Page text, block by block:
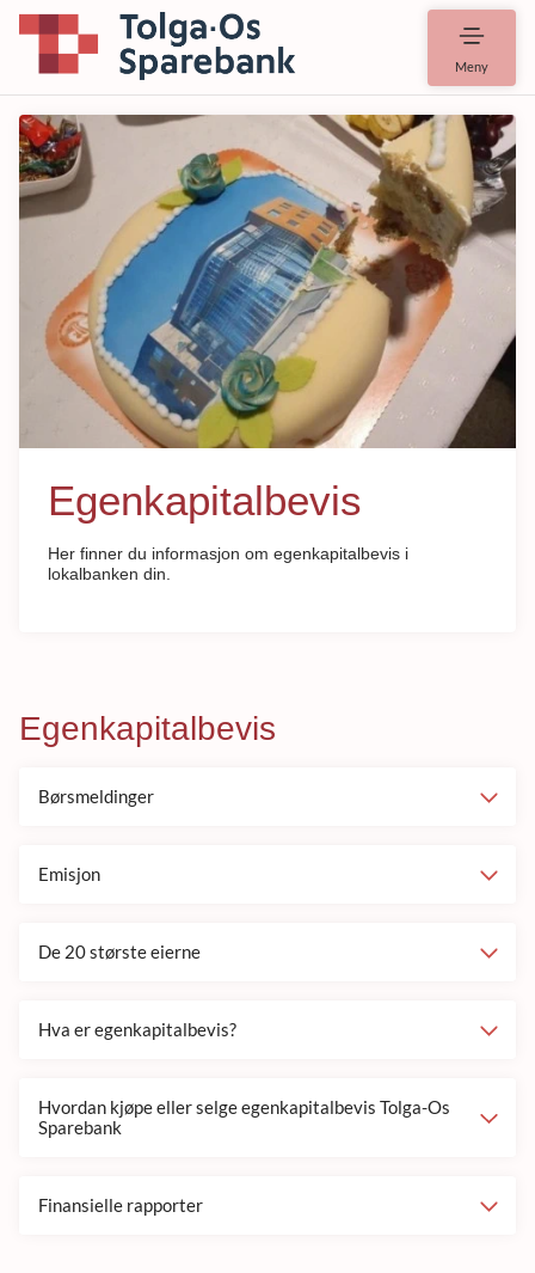
Meny
Egenkapitalbevis
Her finner du informasjon om egenkapitalbevis i
lokalbanken din.
Egenkapitalbevis
Børsmeldinger
Emisjon
De 20 største eierne
Hva er egenkapitalbevis?
Hvordan kjøpe eller selge egenkapitalbevis Tolga-Os
Sparebank
Finansielle rapporter